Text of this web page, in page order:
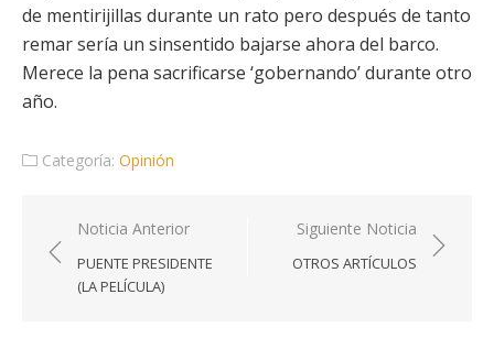
de mentirijillas durante un rato pero después de tanto
remar sería un sinsentido bajarse ahora del barco.
Merece la pena sacrificarse ‘gobernando’ durante otro
año.
Categoría: Opinión
Navegación
de
entradas
Noticia Anterior
PUENTE PRESIDENTE
(LA PELÍCULA)
Siguiente Noticia
OTROS ARTÍCULOS